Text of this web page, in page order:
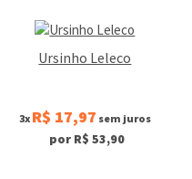
Ursinho Leleco
3x R$ 17,97 sem juros
por R$ 53,90